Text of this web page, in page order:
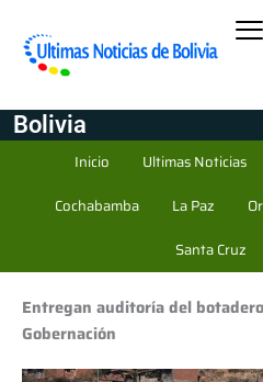
Bolivia
Inicio Ultimas Noticias
Cochabamba
La Paz
Santa Cruz
Entregan auditoría del botadero
Gobernación